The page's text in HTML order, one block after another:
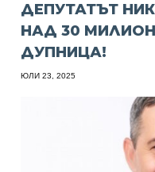
ДЕПУТАТЪТ
НАД 30
ДУПНИЦА!
ЮЛИ 23, 2025